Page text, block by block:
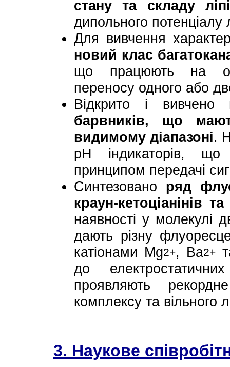
стану та складу
дипольного потенціалу
Для вивчення
новий клас
що працюють на
переносу одного або
Відкрито і вивчено
барвників, що
видимому діапазоні.
рН індикаторів, що
принципом передачі
Синтезовано ряд
краун-кетоціанінів
наявності у молекулі
дають різну
катіонами Mg2+, Ba2+
до
проявляють
комплексу та вільного
3. Наукове